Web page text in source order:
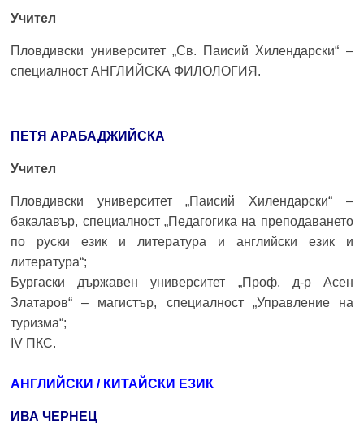
Учител
Пловдивски университет „Св. Паисий Хилендарски“ –
специалност АНГЛИЙСКА ФИЛОЛОГИЯ.
ПЕТЯ АРАБАДЖИЙСКА
Учител
Пловдивски университет „Паисий Хилендарски“ –
бакалавър, специалност „Педагогика на преподаването
по руски език и литература и английски език и
литература“;
Бургаски държавен университет „Проф. д-р Асен
Златаров“ – магистър, специалност „Управление на
туризма“;
IV ПКС.
АНГЛИЙСКИ / КИТАЙСКИ ЕЗИК
ИВА ЧЕРНЕЦ